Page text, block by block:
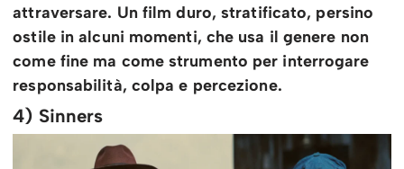
attraversare. Un film duro, stratificato, persino
ostile in alcuni momenti, che usa il genere non
come fine ma come strumento per interrogare
responsabilità, colpa e percezione.
4) Sinners